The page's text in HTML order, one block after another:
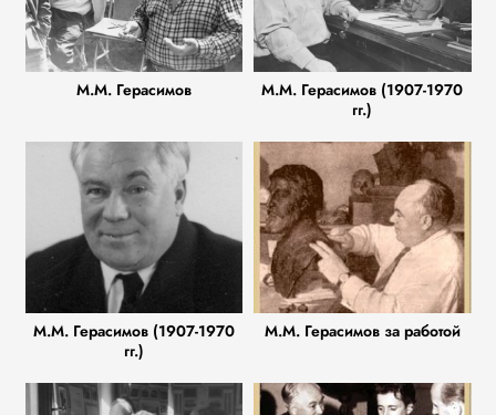
М.М. Герасимов
М.М. Герасимов (1907-1970
гг.)
М.М. Герасимов (1907-1970
гг.)
М.М. Герасимов за работой